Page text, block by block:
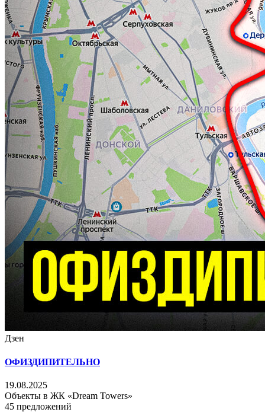
Дзен
ОФИЗДИПИТЕЛЬНО
19.08.2025
Объекты в ЖК «Dream Towers»
45 предложений